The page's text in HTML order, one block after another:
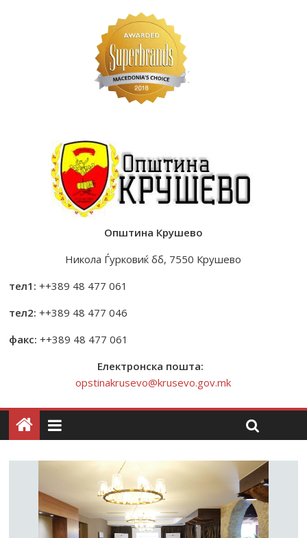
Општина Крушево
Никола Ѓурковиќ бб, 7550 Крушево
тел1: ++389 48 477 061
тел2: ++389 48 477 046
факс: ++389 48 477 061
Електронска пошта:
opstinakrusevo@krusevo.gov.mk